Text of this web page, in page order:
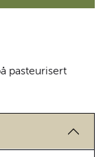
pasteurisert